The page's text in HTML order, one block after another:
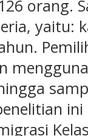
orang.
yaitu: